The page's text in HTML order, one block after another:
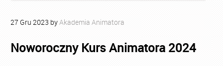
27 Gru 2023 byAkademia Animatora
Noworoczny Kurs Animatora 2024